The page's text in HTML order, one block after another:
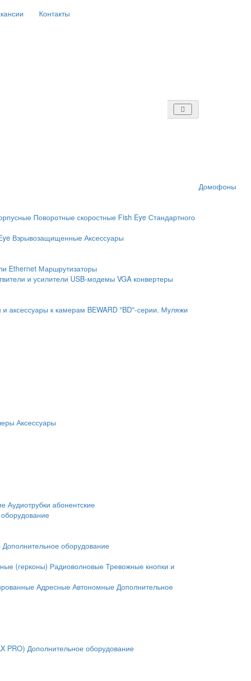
Контакты
Домофоны
Поворотные скоростные Fish Eye Стандартного
Взрывозащищенные Аксессуары
Ethernet Маршрутизаторы
и усилители USB-модемы VGA конвертеры
аксессуары к камерам BEWARD "BD"-серии. Муляжи
Аксессуары
Аудиотрубки абонентские
Дополнительное оборудование
(герконы) Радиоволновые Тревожные кнопки и
Адресные Автономные Дополнительное
PRO) Дополнительное оборудование